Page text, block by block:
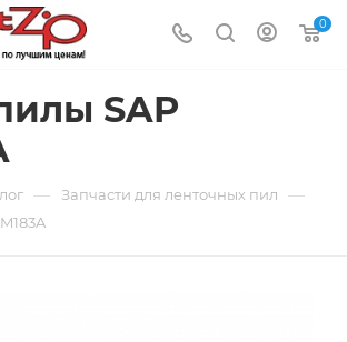
0
SAP
— Запчасти для ленточных пил —